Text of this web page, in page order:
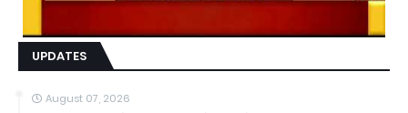
UPDATES
August 07, 2026